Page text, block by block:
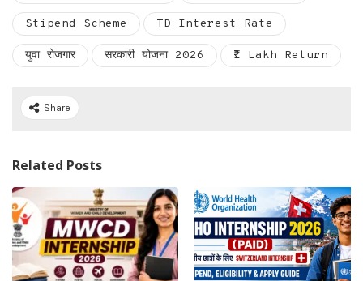
Stipend Scheme TD Interest Rate
युवा रोजगार सरकारी योजना 2026 ₹1 Lakh Return
Share
Related Posts